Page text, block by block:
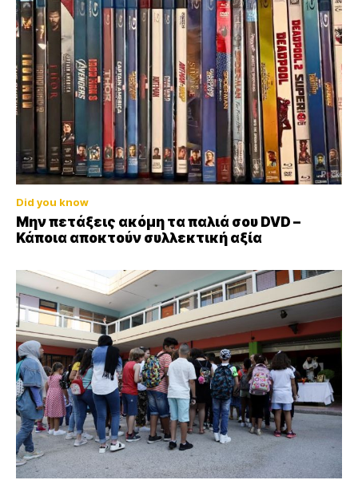
Did you know
Μην πετάξεις ακόμη τα παλιά σου DVD –
Κάποια αποκτούν συλλεκτική αξία